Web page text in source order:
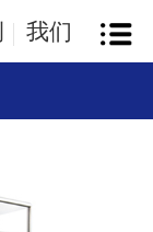
我们